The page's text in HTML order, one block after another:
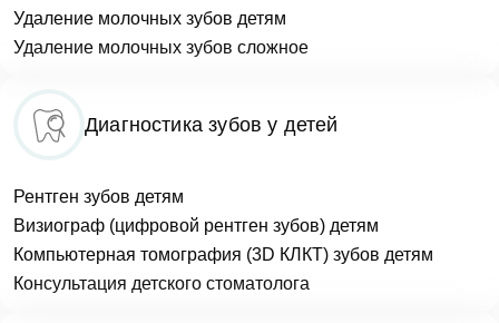
Удаление молочных зубов детям
Удаление молочных зубов сложное
Диагностика зубов у детей
Рентген зубов детям
Визиограф (цифровой рентген зубов) детям
Компьютерная томография (3D КЛКТ) зубов детям
Консультация детского стоматолога